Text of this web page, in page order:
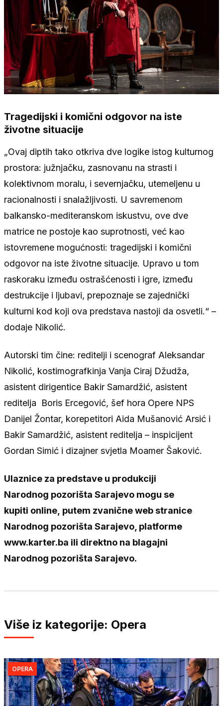
Tragedijski i komični odgovor na iste
životne situacije
„Ovaj diptih tako otkriva dve logike istog kulturnog
prostora: južnjačku, zasnovanu na strasti i
kolektivnom moralu, i severnjačku, utemeljenu u
racionalnosti i snalažljivosti. U savremenom
balkansko-mediteranskom iskustvu, ove dve
matrice ne postoje kao suprotnosti, već kao
istovremene mogućnosti: tragedijski i komični
odgovor na iste životne situacije. Upravo u tom
raskoraku između ostrašćenosti i igre, između
destrukcije i ljubavi, prepoznaje se zajednički
kulturni kod koji ova predstava nastoji da osvetli.“ –
dodaje Nikolić.
Autorski tim čine: reditelji i scenograf Aleksandar
Nikolić, kostimografkinja Vanja Ciraj Džudža,
asistent dirigentice Bakir Samardžić, asistent
reditelja Boris Ercegović, šef hora Opere NPS
Danijel Žontar, korepetitori Aida Mušanović Arsić i
Bakir Samardžić, asistent reditelja – inspicijent
Gordan Simić i dizajner svjetla Moamer Šaković.
Ulaznice za predstave u produkciji
Narodnog pozorišta Sarajevo mogu se
kupiti online, putem zvanične web stranice
Narodnog pozorišta Sarajevo, platforme
www.karter.ba ili direktno na blagajni
Narodnog pozorišta Sarajevo.
Više iz kategorije: Opera
OPERA